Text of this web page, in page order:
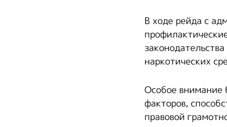
В ходе рейда с
наркотических
Особое внимание
факторов,
правовой